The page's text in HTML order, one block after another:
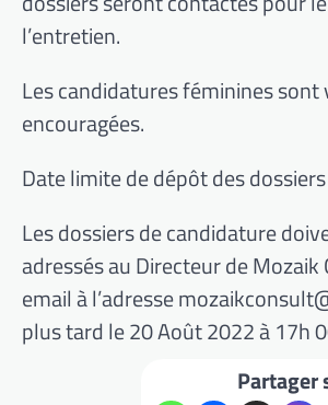
l’entretien.
Les candidatures féminines
encouragées.
Date limite de dépôt des dossiers
Les dossiers de candidature
adressés au Directeur de
email à l’adresse
plus tard le 20 Août 2022 à 17h
Partager